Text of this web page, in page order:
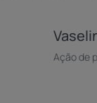
Ação de